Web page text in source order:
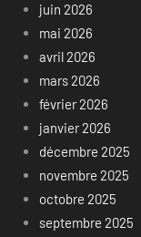
juin 2026
mai 2026
avril 2026
mars 2026
février 2026
janvier 2026
décembre 2025
novembre 2025
octobre 2025
septembre 2025